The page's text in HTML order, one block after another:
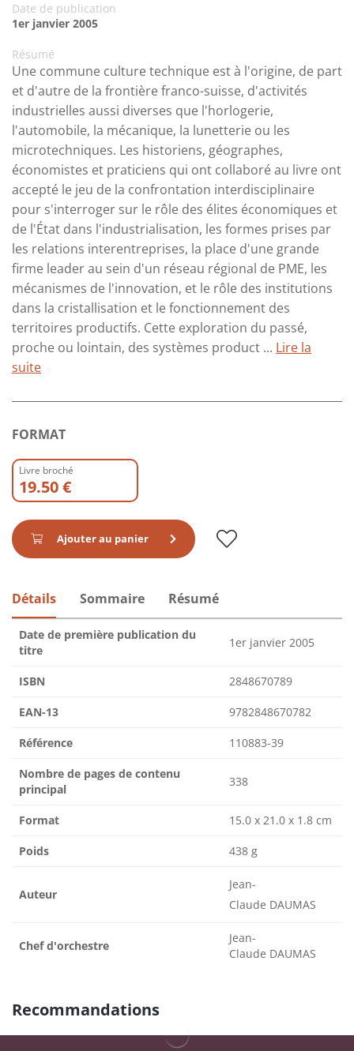
Date de publication
1er janvier 2005
Résumé
Une commune culture technique est à l'origine, de part
et d'autre de la frontière franco-suisse, d'activités
industrielles aussi diverses que l'horlogerie,
l'automobile, la mécanique, la lunetterie ou les
microtechniques. Les historiens, géographes,
économistes et praticiens qui ont collaboré au livre ont
accepté le jeu de la confrontation interdisciplinaire
pour s'interroger sur le rôle des élites économiques et
de l'État dans l'industrialisation, les formes prises par
les relations interentreprises, la place d'une grande
firme leader au sein d'un réseau régional de PME, les
mécanismes de l'innovation, et le rôle des institutions
dans la cristallisation et le fonctionnement des
territoires productifs. Cette exploration du passé,
proche ou lointain, des systèmes product ... Lire la
suite
FORMAT
Livre broché
19.50 €
Ajouter au panier
Détails Sommaire Résumé
Date de première publication du
titre
1er janvier 2005
ISBN 2848670789
EAN-13 9782848670782
Référence 110883-39
Nombre de pages de contenu
principal
338
Format 15.0 x 21.0 x 1.8 cm
Poids 438 g
Auteur
Jean-
Claude DAUMAS
Chef d'orchestre
Jean-
Claude DAUMAS
Recommandations